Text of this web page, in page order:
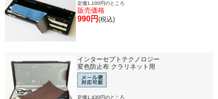
定価1,100円のところ
販売価格
990円 (税込)
インターセプトテクノロジー
変色防止布 クラリネット用
定価1,430円のところ